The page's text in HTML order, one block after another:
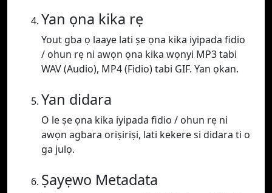
Yan ọna kika rẹ
Yout gba ọ laaye lati ṣe ọna kika iyipada fidio
/ ohun rẹ ni awọn ọna kika wọnyi MP3 tabi
WAV (Audio), MP4 (Fidio) tabi GIF. Yan ọkan.
Yan didara
O le ṣe ọna kika iyipada fidio / ohun rẹ ni
awọn agbara oriṣiriṣi, lati kekere si didara ti o
ga julọ.
Ṣayẹwo Metadata